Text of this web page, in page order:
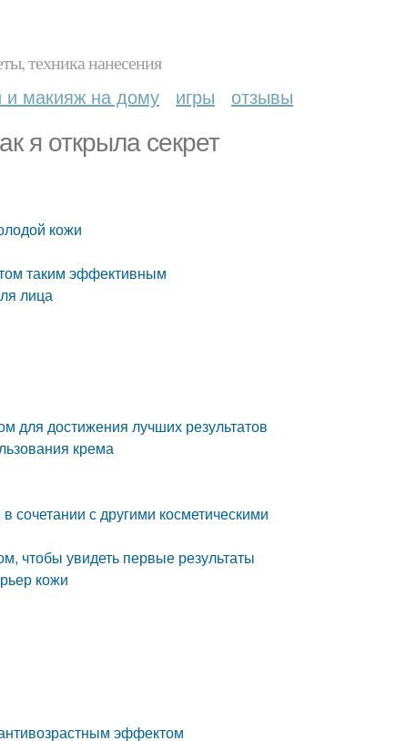
техника нанесения
и макияж на дому игры отзывы
я открыла секрет
кожи
таким эффективным
лица
для достижения лучших результатов
крема
с другими косметическими
чтобы увидеть первые результаты
кожи
эффектом